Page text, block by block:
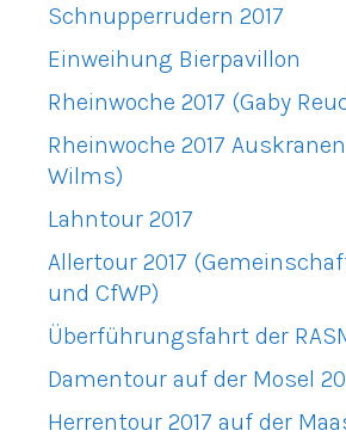
Schnupperrudern 2017
Einweihung Bierpavillon
Rheinwoche 2017 (Gaby
Rheinwoche 2017
Wilms)
Lahntour 2017
Allertour 2017
und CfWP)
Überführungsfahrt der
Damentour auf der Mosel
Herrentour 2017 auf der